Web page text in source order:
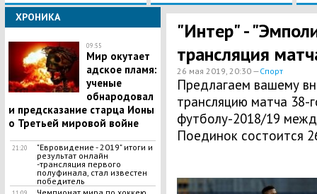
ХРОНИКА
09:55
Мир окутает
адское пламя:
ученые
обнародовал
и предсказание старца Ионы
о Третьей мировой войне
21:20
"Евровидение - 2019" итоги и
результат онлайн
-трансляция первого
полуфинала, стал известен
победитель
"Интер" -
трансляция
26 мая 2019, 20:30 —Спорт
Предлагаем вашему
трансляцию матча 38-
футболу-2018/19
Поединок состоится